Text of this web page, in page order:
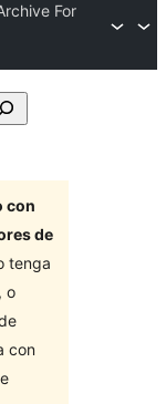
For
con
de
tenga
o
con